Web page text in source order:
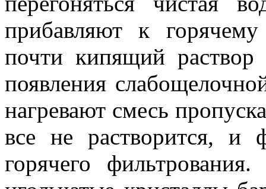
прибавляют к
почти кипящий
появления
нагревают смесь
все не растворится, и
горячего